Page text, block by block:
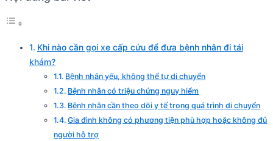
Khi nào cần gọi xe cấp cứu để đưa bệnh nhân đi tái
khám?
Bệnh nhân yếu, không thể tự di chuyển
Bệnh nhân có triệu chứng nguy hiểm
Bệnh nhân cần theo dõi y tế trong quá trình di chuyển
Gia đình không có phương tiện phù hợp hoặc không đủ
người hỗ trợ